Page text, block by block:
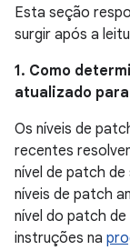
Esta seção
surgir após a
1. Como
atualizado
Os níveis de
recentes
nível de patch
níveis de patch
nível do patch de
instruções na